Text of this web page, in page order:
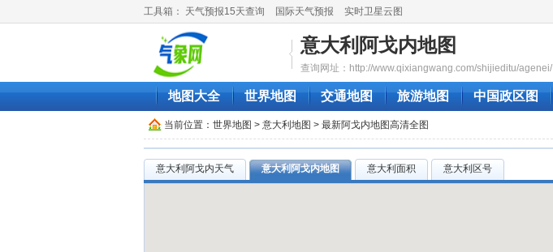
工具箱： 天气预报15天查询 国际天气预报 实时卫星云图
意大利阿戈内地图
查询网址：http://www.qixiangwang.com/shijieditu/agenei/
地图大全 世界地图 交通地图 旅游地图 中国政区图
当前位置： 世界地图 > 意大利地图 > 最新阿戈内地图高清全图
意大利阿戈内天气 意大利阿戈内地图 意大利面积 意大利区号